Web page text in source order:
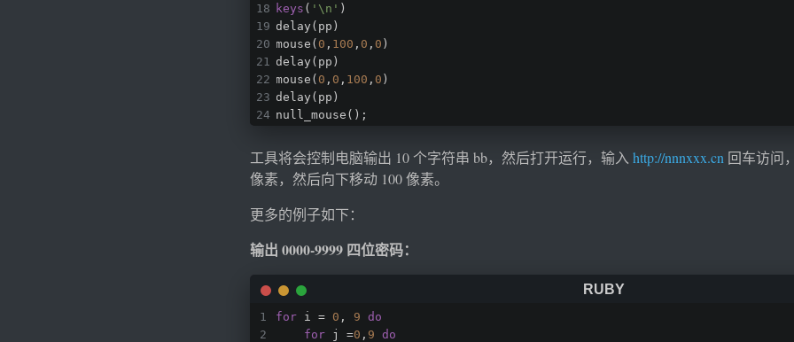
keys ( '\n' )
delay(pp)
mouse( 0 , 100 , 0 , 0 )
delay(pp)
mouse( 0 , 0 , 100 , 0 )
delay(pp)
null_mouse();
工具将会控制电脑输出 10 个字符串 bb，然后打开运行，输入 http://nnnxxx.cn 回车访问
像素，然后向下移动 100 像素。
更多的例子如下：
输出 0000-9999 四位密码：
for i = 0 , 9 do
for j =0 , 9 do